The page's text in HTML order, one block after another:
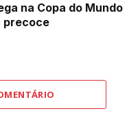
na Copa do Mundo
precoce